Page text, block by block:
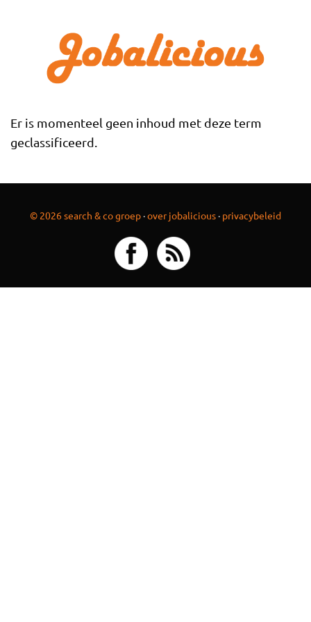
Er is momenteel geen inhoud met deze term
geclassificeerd.
© 2026 search & co groep ·over jobalicious · privacybeleid